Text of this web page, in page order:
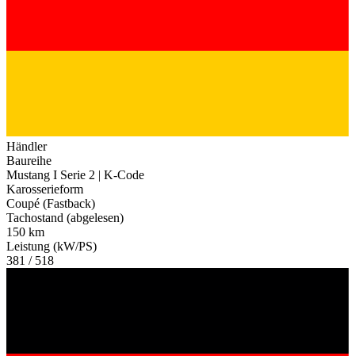
Händler
Baureihe
Mustang I Serie 2 | K-Code
Karosserieform
Coupé (Fastback)
Tachostand (abgelesen)
150 km
Leistung (kW/PS)
381 / 518